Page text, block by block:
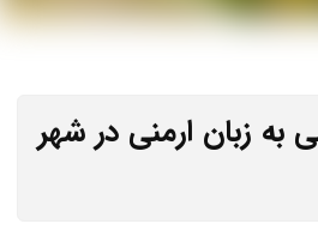
به زبان ارمنی در شهر